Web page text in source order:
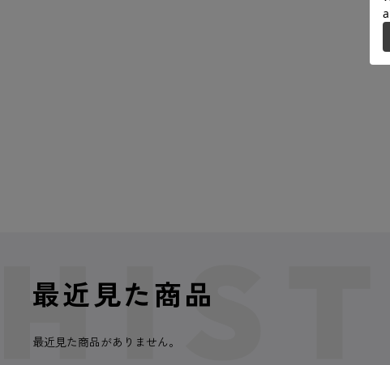
最近見た商品
最近見た商品がありません。